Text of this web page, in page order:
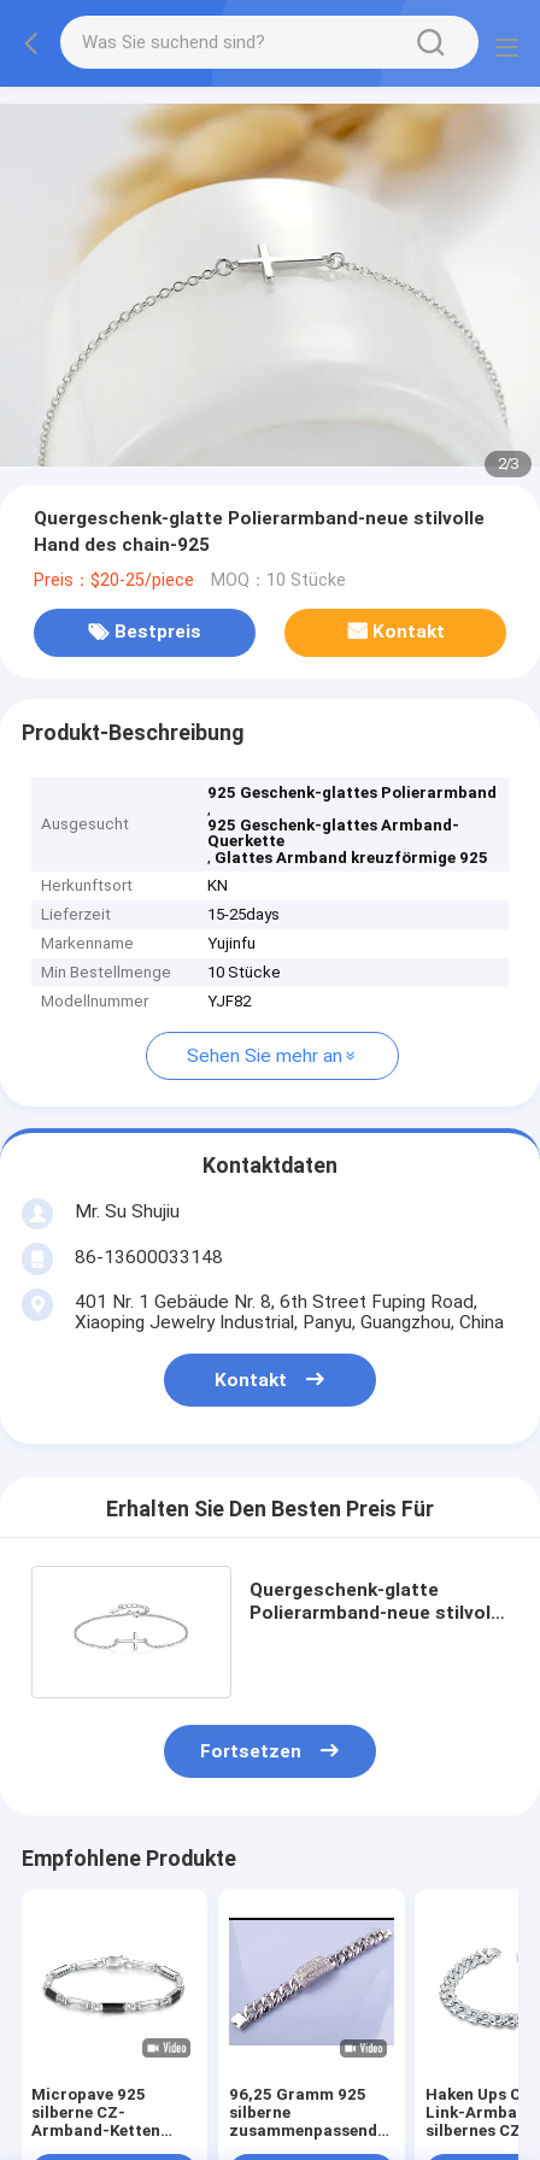
2/3
Quergeschenk-glatte Polierarmband-neue stilvolle
Hand des chain-925
Preis：$20-25/piece MOQ：10 Stücke
Bestpreis Kontakt
Produkt-Beschreibung
Ausgesucht
925 Geschenk-glattes Polierarmband
,
925 Geschenk-glattes Armband-
Querkette
, Glattes Armband kreuzförmige 925
Herkunftsort
KN
Lieferzeit
15-25days
Markenname
Yujinfu
Min Bestellmenge
10 Stücke
Modellnummer
YJF82
Sehen Sie mehr an
Kontaktdaten
Mr. Su Shujiu
86-13600033148
401 Nr. 1 Gebäude Nr. 8, 6th Street Fuping Road,
Xiaoping Jewelry Industrial, Panyu, Guangzhou, China
Kontakt
Erhalten Sie Den Besten Preis Für
Quergeschenk-glatte
Polierarmband-neue stilvolle
Fortsetzen
Empfohlene Produkte
Micropave 925
silberne CZ-
Armband-Ketten
96,25 Gramm 925
silberne
zusammenpassende
Haken Ups
Link-Armband
silbernes CZ-